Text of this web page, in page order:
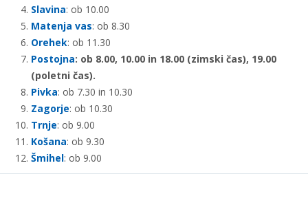
Slavina: ob 10.00
Matenja vas: ob 8.30
Orehek: ob 11.30
Postojna: ob 8.00, 10.00 in 18.00 (zimski čas), 19.00
(poletni čas).
Pivka: ob 7.30 in 10.30
Zagorje: ob 10.30
Trnje: ob 9.00
Košana: ob 9.30
Šmihel: ob 9.00